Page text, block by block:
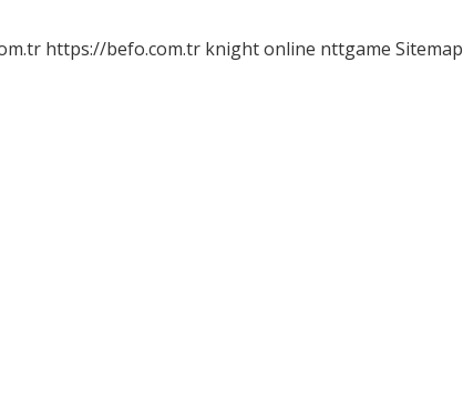
https://befo.com.tr knight online nttgame Sitemap